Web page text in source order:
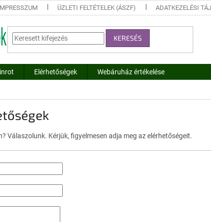
ÜZLETI FELTÉTELEK (ÁSZF) ADATKEZELÉSI
KERESÉS
Elérhetőségek Webáruház értékelése
Válaszolunk. Kérjük, figyelmesen adja meg az elérhetőségeit.